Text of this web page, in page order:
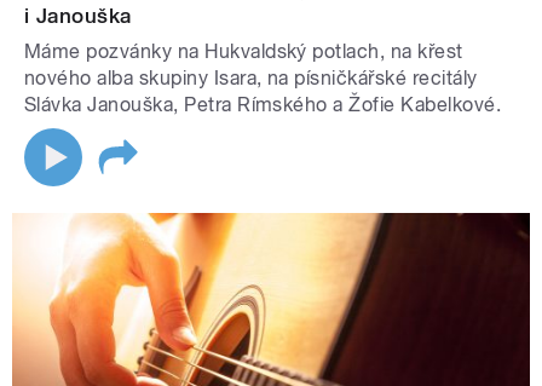
i Janouška
Máme pozvánky na Hukvaldský potlach, na křest
nového alba skupiny Isara, na písničkářské recitály
Slávka Janouška, Petra Rímského a Žofie Kabelkové.